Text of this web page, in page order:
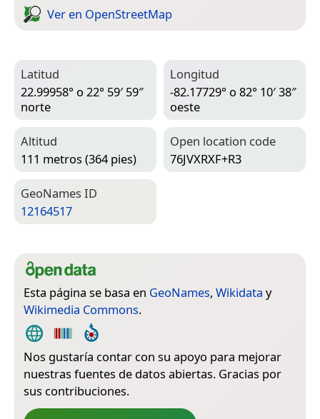
Ver en Open­Street­Map
Latitud
22.99958° o 22° 59′ 59″
norte
Longitud
-82.17729° o 82° 10′ 38″
oeste
Altitud
111 metros (364 pies)
Open location code
76JVXRXF+R3
Geo­Names ID
12164517
Esta página se basa en GeoNames, Wikidata y
Wikimedia Commons.
Nos gustaría contar con su apoyo para mejorar
nuestras fuentes de datos abiertas. Gracias por
sus contribuciones.